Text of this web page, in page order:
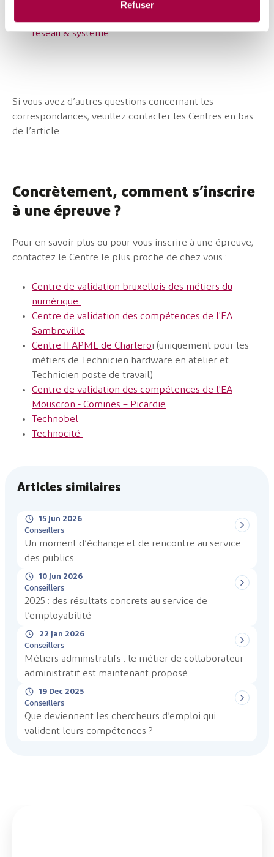
Refuser
le dépannage dans un environnement réseau étendu
réseau & système.
Si vous avez d’autres questions concernant les
correspondances, veuillez contacter les Centres en bas
de l’article.
Concrètement, comment s’inscrire
à une épreuve ?
Pour en savoir plus ou pour vous inscrire à une épreuve,
contactez le Centre le plus proche de chez vous :
Centre de validation bruxellois des métiers du
numérique
Centre de validation des compétences de l'EA
Sambreville
Centre IFAPME de Charleroi (uniquement pour les
métiers de Technicien hardware en atelier et
Technicien poste de travail)
Centre de validation des compétences de l'EA
Mouscron - Comines – Picardie
Technobel
Technocité
Articles similaires
15 Jun 2026
Conseillers
Un moment d’échange et de rencontre au service
des publics
10 Jun 2026
Conseillers
2025 : des résultats concrets au service de
l’employabilité
22 Jan 2026
Conseillers
Métiers administratifs : le métier de collaborateur
administratif est maintenant proposé
19 Dec 2025
Conseillers
Que deviennent les chercheurs d’emploi qui
valident leurs compétences ?